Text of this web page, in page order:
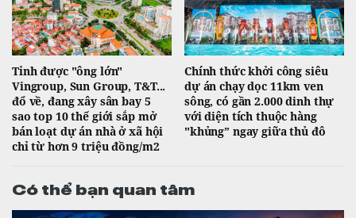
Tỉnh được "ông lớn"
Vingroup, Sun Group, T&T...
đổ về, đang xây sân bay 5
sao top 10 thế giới sắp mở
bán loạt dự án nhà ở xã hội
chỉ từ hơn 9 triệu đồng/m2
Chính thức khởi công siêu
dự án chạy dọc 11km ven
sông, có gần 2.000 dinh thự
với diện tích thuộc hàng
"khủng” ngay giữa thủ đô
Có thể bạn quan tâm